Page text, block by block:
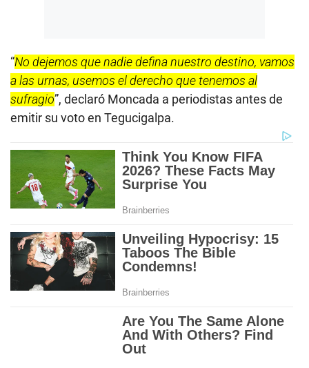
“No dejemos que nadie defina nuestro destino, vamos
a las urnas, usemos el derecho que tenemos al
sufragio”, declaró Moncada a periodistas antes de
emitir su voto en Tegucigalpa.